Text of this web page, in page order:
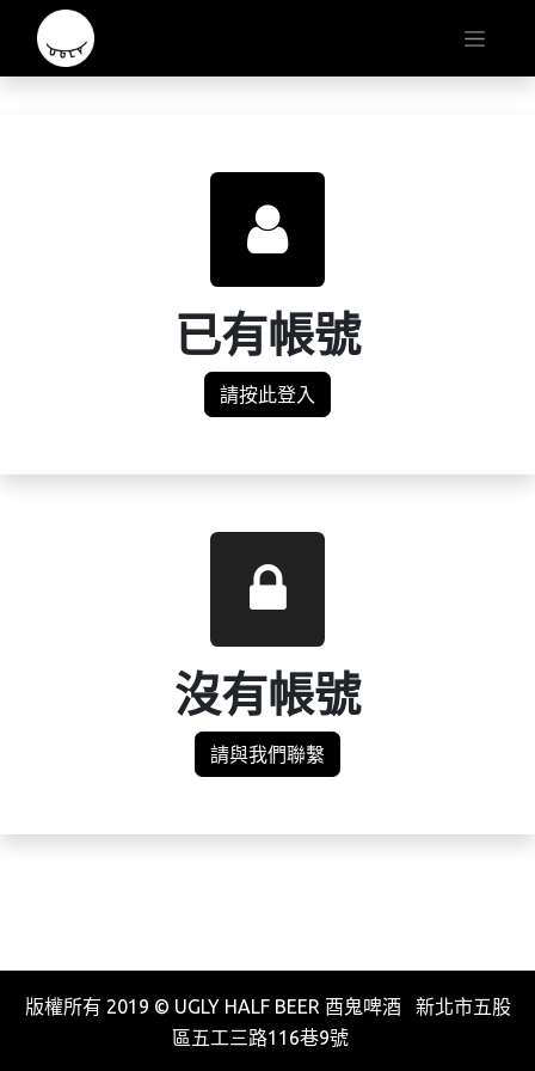
已有帳號
請按此登入
沒有帳號
請與我們聯繫
版權所有 2019 © UGLY HALF BEER 酉鬼啤酒 新北市五股
區五工三路116巷9號